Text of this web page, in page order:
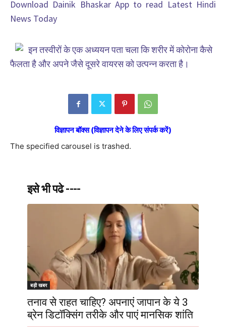
Download Dainik Bhaskar App to read Latest Hindi
News Today
इन तस्वीरों के एक अध्ययन पता चला कि शरीर में कोरोना कैसे
फैलता है और अपने जैसे दूसरे वायरस को उत्पन्न करता है।
विज्ञापन बॉक्स (विज्ञापन देने के लिए संपर्क करें)
The specified carousel is trashed.
इसे भी पढे ----
बड़ी खबर
तनाव से राहत चाहिए? अपनाएं जापान के ये 3
ब्रेन डिटॉक्सिंग तरीके और पाएं मानसिक शांति